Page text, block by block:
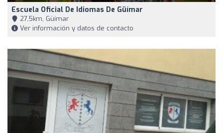
Escuela Oficial De Idiomas De Güímar
27,5km, Güímar
Ver información y datos de contacto